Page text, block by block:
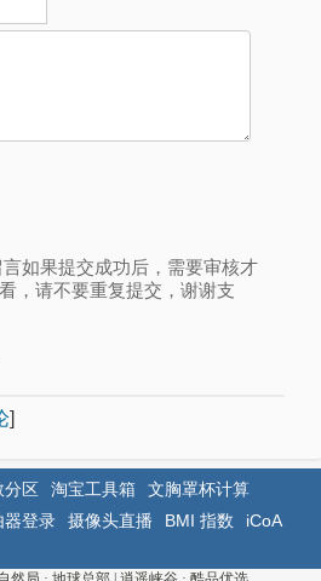
如果提交成功后，需要审核才
，请不要重复提交，谢谢支
]
分区 淘宝工具箱
文胸罩杯计算
器登录 摄像头直播 BMI 指数
iCoA